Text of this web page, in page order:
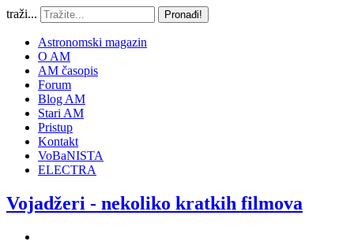
traži... Pronađi!
Astronomski magazin
O AM
AM časopis
Forum
Blog AM
Stari AM
Pristup
Kontakt
VoBaNISTA
ELECTRA
Vojadžeri - nekoliko kratkih filmova